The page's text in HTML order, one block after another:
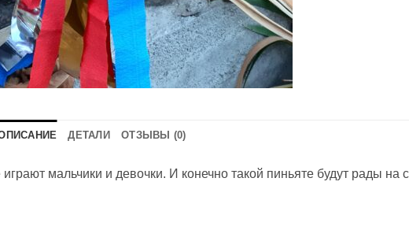
ДЕТАЛИ ОТЗЫВЫ (0)
мальчики и девочки. И конечно такой пиньяте будут рады на